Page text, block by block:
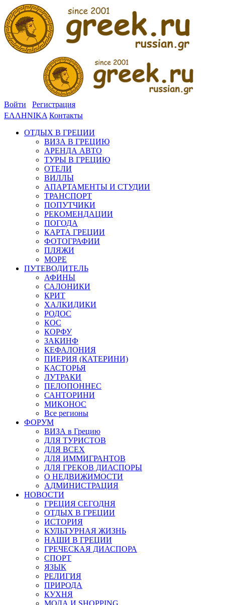
Войти
Регистрация
ΕΛΛΗΝΙΚΑ Контакты
ОТДЫХ В ГРЕЦИИ
ВИЗА В ГРЕЦИЮ
АРЕНДА АВТО
ТУРЫ В ГРЕЦИЮ
ОТЕЛИ
ВИЛЛЫ
АПАРТАМЕНТЫ И СТУДИИ
ТРАНСПОРТ
ПОПУТЧИКИ
РЕКОМЕНДАЦИИ
ПОГОДА
КАРТА ГРЕЦИИ
ФОТОГРАФИИ
ПЛЯЖИ
МОРЕ
ПУТЕВОДИТЕЛЬ
АФИНЫ
САЛОНИКИ
КРИТ
ХАЛКИДИКИ
РОДОС
КОС
КОРФУ
ЗАКИНФ
КЕФАЛОНИЯ
ПИЕРИЯ (КАТЕРИНИ)
КАСТОРЬЯ
ЛУТРАКИ
ПЕЛОПОННЕС
САНТОРИНИ
МИКОНОС
Все регионы
ФОРУМ
ВИЗА в Грецию
ДЛЯ ТУРИСТОВ
ДЛЯ ВСЕХ
ДЛЯ ИММИГРАНТОВ
ДЛЯ ГРЕКОВ ДИАСПОРЫ
О НЕДВИЖИМОСТИ
АДМИНИСТРАЦИЯ
НОВОСТИ
ГРЕЦИЯ СЕГОДНЯ
ОТДЫХ В ГРЕЦИИ
ИСТОРИЯ
КУЛЬТУРНАЯ ЖИЗНЬ
НАШИ В ГРЕЦИИ
ГРЕЧЕСКАЯ ДИАСПОРА
СПОРТ
ЯЗЫК
РЕЛИГИЯ
ПРИРОДА
КУХНЯ
МОДА И SHOPPING